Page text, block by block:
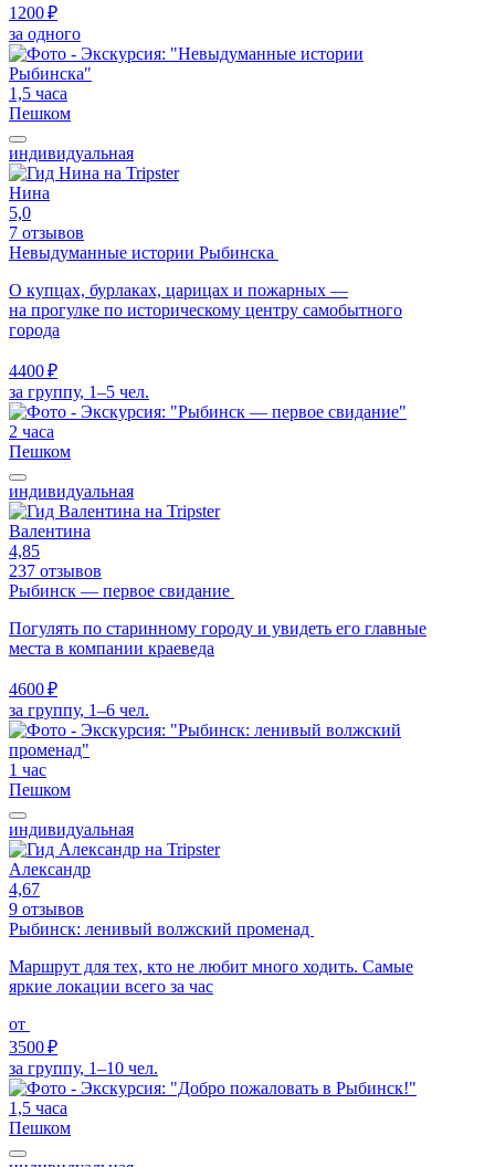
1200 ₽
за одного
1,5 часа
Пешком
индивидуальная
Нина
5,0
7 отзывов
Невыдуманные истории Рыбинска
О купцах, бурлаках, царицах и пожарных —
на прогулке по историческому центру самобытного
города
4400 ₽
за группу, 1–5 чел.
2 часа
Пешком
индивидуальная
Валентина
4,85
237 отзывов
Рыбинск — первое свидание
Погулять по старинному городу и увидеть его главные
места в компании краеведа
4600 ₽
за группу, 1–6 чел.
1 час
Пешком
индивидуальная
Александр
4,67
9 отзывов
Рыбинск: ленивый волжский променад
Маршрут для тех, кто не любит много ходить. Самые
яркие локации всего за час
от
3500 ₽
за группу, 1–10 чел.
1,5 часа
Пешком